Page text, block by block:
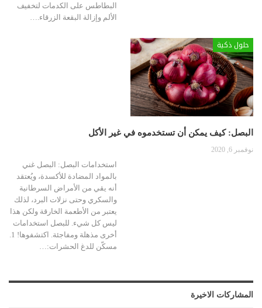
البطاطس على الكدمات لتخفيف
الألم وإزالة البقعة الزرقاء.…
حلول ذكية
البصل: كيف يمكن أن تستخدموه في غير الأكل
نوفمبر 6, 2020
استخدامات البصل: البصل غني
بالمواد المضادة للأكسدة، ويُعتقد
أنه يقي من الأمراض السرطانية
والسكري وحتى نزلات البرد، لذلك
يعتبر من الأطعمة الخارقة ولكن هذا
ليس كل شيء. للبصل استخدامات
أخرى مذهلة ومفاجئة. اكتشفوها! 1.
مسكّن للدغ الحشرات:…
المشاركات الاخيرة